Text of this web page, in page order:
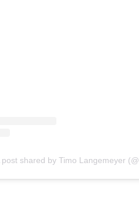
post shared by Timo Langemeyer